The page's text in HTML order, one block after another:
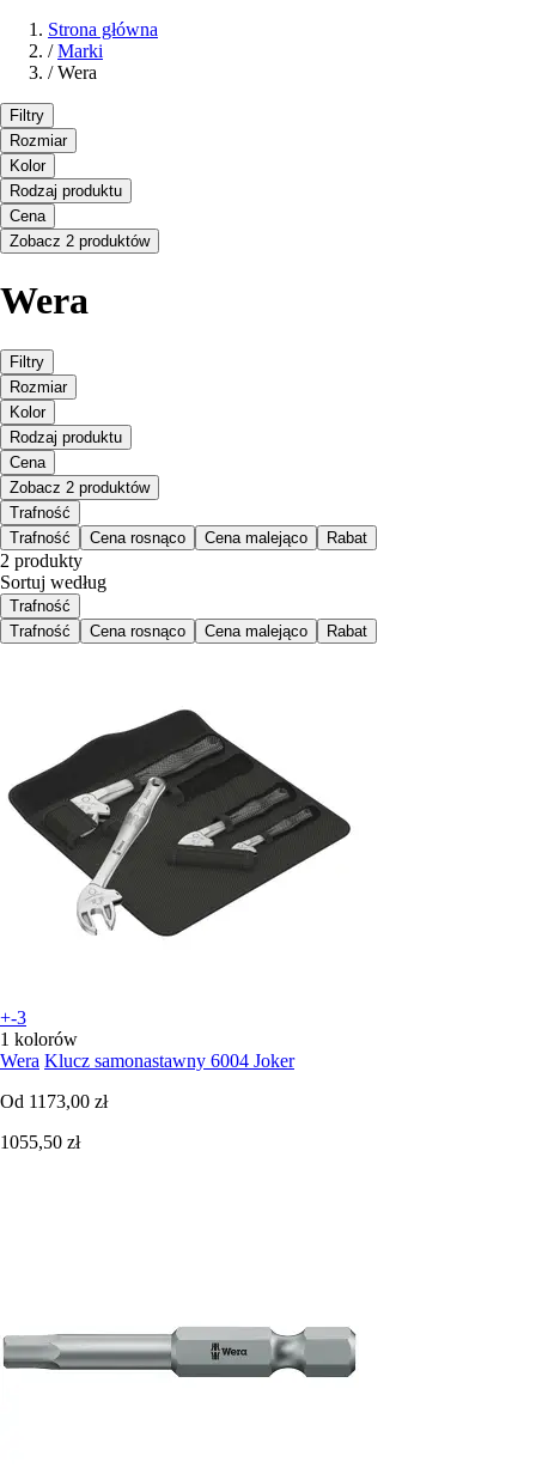
Strona główna
/ Marki
/ Wera
Filtry
Rozmiar
Kolor
Rodzaj produktu
Cena
Zobacz 2 produktów
Wera
Filtry
Rozmiar
Kolor
Rodzaj produktu
Cena
Zobacz 2 produktów
Trafność
Trafność
Cena rosnąco Cena malejąco Rabat
2 produkty
Sortuj według
Trafność
Trafność
Cena rosnąco Cena malejąco Rabat
+-3
1 kolorów
Wera Klucz samonastawny 6004 Joker
Od 1173,00 zł
1055,50 zł